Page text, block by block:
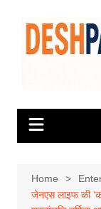
content
Home
जेनएस लाइफ की